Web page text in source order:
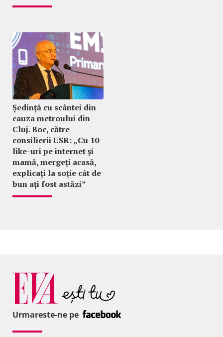
Ședință cu scântei din
cauza metroului din
Cluj. Boc, către
consilierii USR: „Cu 10
like-uri pe internet și
mamă, mergeți acasă,
explicați la soție cât de
bun ați fost astăzi”
Urmareste-ne pe